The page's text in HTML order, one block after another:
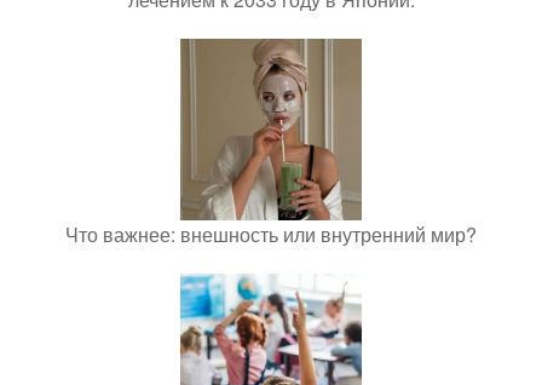
Что важнее: внешность или внутренний мир?